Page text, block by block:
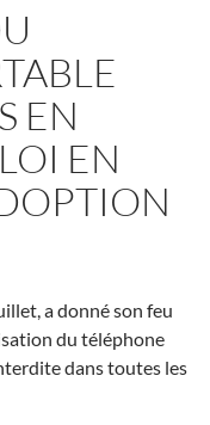
EN
EN
a donné son feu
du téléphone
dans toutes les